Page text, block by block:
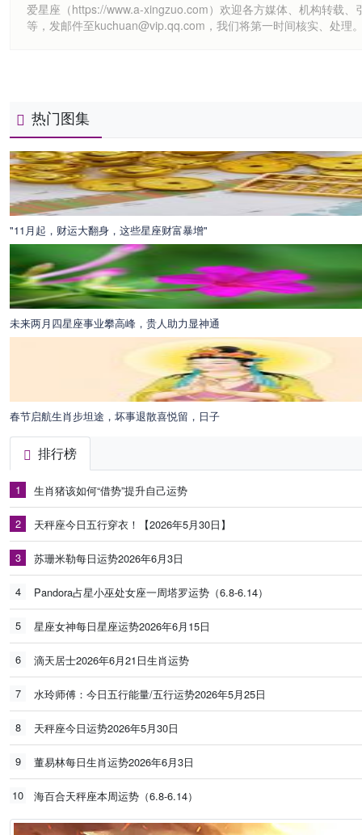
爱星座（https://www.a-xingzuo.com）欢迎各方媒体、机构转载
等，发邮件至kuchuan@vip.qq.com，我们将第一时间核实、处理
热门图集
"11月起，财运大翻身，这些星座财富暴增"
未来两月四星座事业攀高峰，贵人助力显神通
春节启航生肖步坦途，坏事退散喜悦留，日子
排行榜
1 生肖猪该如何“借势”提升自己运势
2 天秤座今日五行穿衣！【2026年5月30日】
3 苏珊米勒每日运势2026年6月3日
4 Pandora占星小巫处女座一周塔罗运势（6.8-6.14）
5 星座女神每日星座运势2026年6月15日
6 滴天居士2026年6月21日生肖运势
7 水玲师傅：今日五行能量/五行运势2026年5月25日
8 天秤座今日运势2026年5月30日
9 董易林每日生肖运势2026年6月3日
10 海百合天秤座本周运势（6.8-6.14）